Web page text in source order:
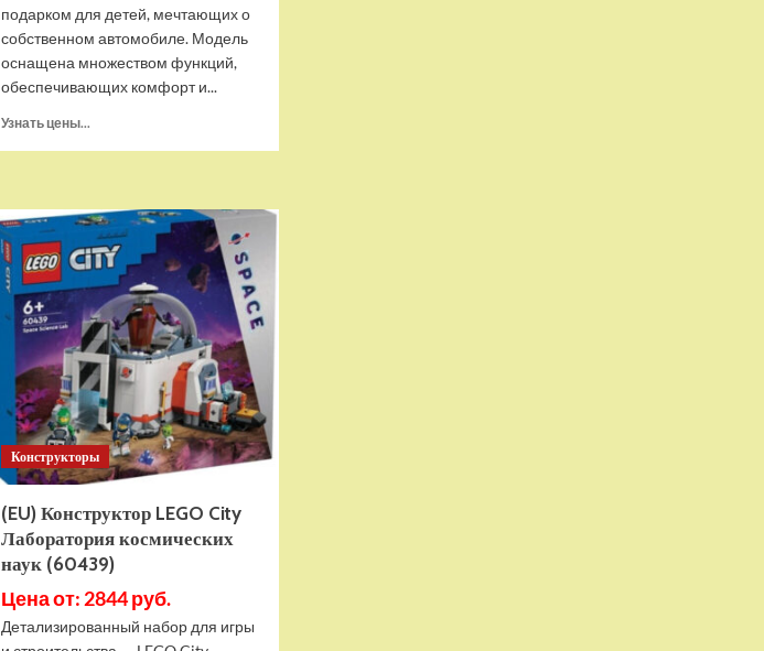
подарком для детей, мечтающих о
собственном автомобиле. Модель
оснащена множеством функций,
обеспечивающих комфорт и...
Узнать цены...
RiverToys
F888FF
красный
Конструкторы
(EU) Конструктор LEGO City
Лаборатория космических
наук (60439)
Цена от: 2844 руб.
Детализированный набор для игры